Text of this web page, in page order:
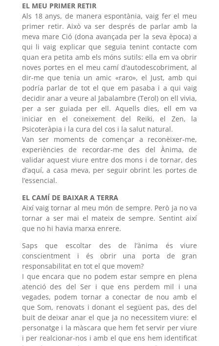
EL MEU PRIMER RETIR
Als 18 anys, de manera espontània, vaig fer el meu
primer retir. Això va ser després de parlar amb la
meva mare Ció (dona avançada per la seva època) a
qui li vaig explicar que seguia tenint contacte com
quan era petita amb els móns sutils: ella em va obrir
noves portes en el meu camí d’autodescobriment, al
dir-me que tenia un amic «raro», el Just, amb qui
podría parlar de tot el que em pasaba i a qui vaig
decidir anar a veure al Jabalambre (Terol) on ell vivia,
per a ser guiada per ell. Aquells dies, ell em va
iniciar en el coneixement del Reiki, el Zen, la
Psicoteràpia i la cura del cos i la salut natural.
Van ser moments de començar a reconèixer-me,
experiències de recordar-me des del Ànima, de
validar aquest viure entre dos mons i de tornar, des
d’aquí, a casa meva, per seguir obrint les portes de
l’essencial.
EL CAMÍ DE BAIXAR A TERRA
Així vaig tornar al meu món de sempre. Però ja no va
tornar a ser mai el mateix de sempre. Sentint així
que no hi havia marxa enrere.
Saps que escoltar des de l’ànima és viure
conscientment i és obrir una porta de gran
responsabilitat en tot el que movem?
I que encara que no podem estar sempre en plena
atenció des del Ser i que ens perdem mil i una
vegades, podem tornar a conectar de nou amb el
que Som, renovats i donant el següent pas, des del
buit de deixar anar el que ja no necessitem viure: el
personatge i la màscara que hem fet servir per viure
i per realcionar-nos i amb el que ens hem identificat